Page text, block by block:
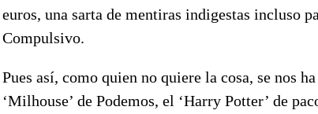
euros, una sarta de mentiras indigestas incluso
Compulsivo.
Pues así, como quien no quiere la cosa, se nos
‘Milhouse’ de Podemos, el ‘Harry Potter’ de